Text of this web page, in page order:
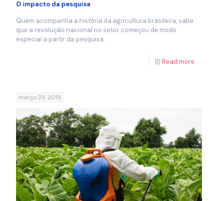
O impacto da pesquisa
Quem acompanha a história da agricultura brasileira, sabe
que a revolução nacional no setor começou de modo
especial a partir da pesquisa.
Read more
março 29, 2019